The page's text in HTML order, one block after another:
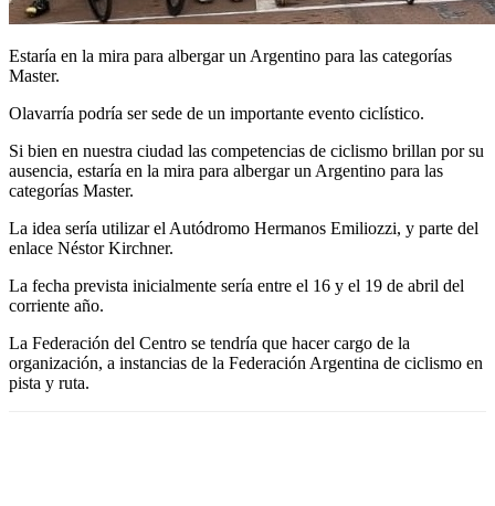
Estaría en la mira para albergar un Argentino para las categorías
Master.
Olavarría podría ser sede de un importante evento ciclístico.
Si bien en nuestra ciudad las competencias de ciclismo brillan por su
ausencia, estaría en la mira para albergar un Argentino para las
categorías Master.
La idea sería utilizar el Autódromo Hermanos Emiliozzi, y parte del
enlace Néstor Kirchner.
La fecha prevista inicialmente sería entre el 16 y el 19 de abril del
corriente año.
La Federación del Centro se tendría que hacer cargo de la
organización, a instancias de la Federación Argentina de ciclismo en
pista y ruta.